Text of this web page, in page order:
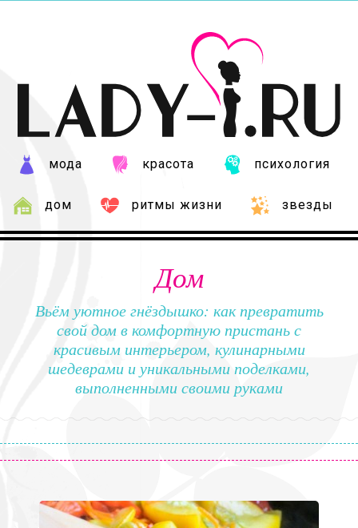
мода красота психология
дом ритмы жизни звезды
Дом
Вьём уютное гнёздышко: как превратить
свой дом в комфортную пристань с
красивым интерьером, кулинарными
шедеврами и уникальными поделками,
выполненными своими руками